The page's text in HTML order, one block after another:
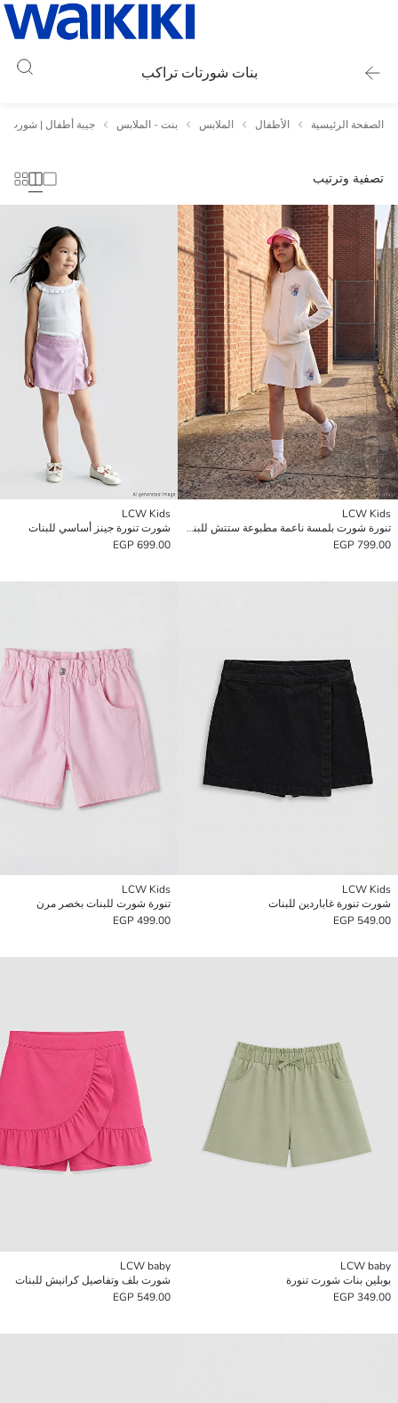
بنات شورتات تراكب
الصفحة الرئيسية الأطفال الملابس بنت - الملابس جيبة أطفال | شورت
تصفية وترتيب
LCW Kids
تنورة شورت بلمسة ناعمة مطبوعة ستتش للبنات
799.00 EGP
LCW Kids
شورت تنورة جينز أساسي للبنات
699.00 EGP
LCW Kids
شورت تنورة غاباردين للبنات
549.00 EGP
LCW Kids
تنورة شورت للبنات بخصر مرن
499.00 EGP
LCW baby
بوبلين بنات شورت تنورة
349.00 EGP
LCW baby
شورت بلف وتفاصيل كرانيش للبنات
549.00 EGP